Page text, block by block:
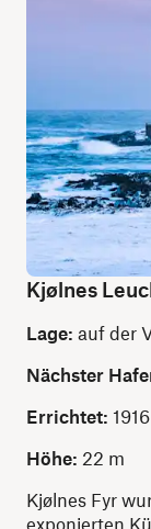
Kjølnes
Lage: auf der
Nächster
Errichtet: 1916
Höhe: 22 m
Kjølnes Fyr
exponierten